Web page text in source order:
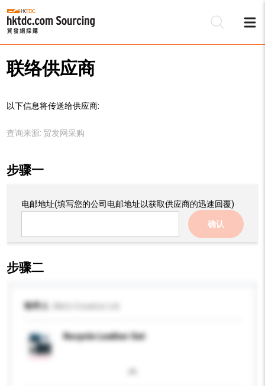
联络供应商
以下信息将传送给供应商:
查询来源: 贸发网采购
步骤一
电邮地址(填写您的公司电邮地址以获取供应商的迅速回覆)
确认
步骤二
收件人
Recycle Leather Set